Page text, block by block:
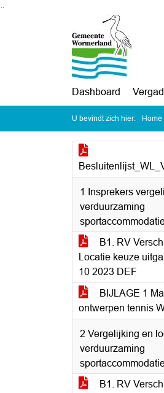
Ga naar de inhoud van deze pagina
Dashboard
U bevindt zich hier: Home
1 Insprekers
verduurzaming
B1. RV
Locatie keuze
10 2023 DEF
BIJLAGE 1
ontwerpen tennis
2 Vergelijking en
verduurzaming
B1. RV